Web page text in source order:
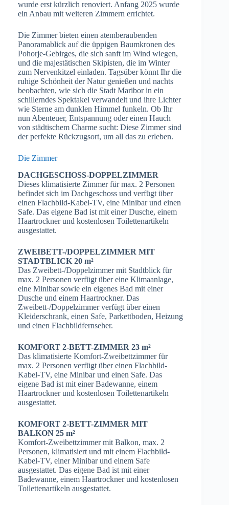
wurde erst kürzlich renoviert. Anfang 2025 wurde
ein Anbau mit weiteren Zimmern errichtet.
Die Zimmer bieten einen atemberaubenden
Panoramablick auf die üppigen Baumkronen des
Pohorje-Gebirges, die sich sanft im Wind wiegen,
und die majestätischen Skipisten, die im Winter
zum Nervenkitzel einladen. Tagsüber könnt Ihr die
ruhige Schönheit der Natur genießen und nachts
beobachten, wie sich die Stadt Maribor in ein
schillerndes Spektakel verwandelt und ihre Lichter
wie Sterne am dunklen Himmel funkeln. Ob Ihr
nun Abenteuer, Entspannung oder einen Hauch
von städtischem Charme sucht: Diese Zimmer sind
der perfekte Rückzugsort, um all das zu erleben.
Die Zimmer
DACHGESCHOSS-DOPPELZIMMER
Dieses klimatisierte Zimmer für max. 2 Personen
befindet sich im Dachgeschoss und verfügt über
einen Flachbild-Kabel-TV, eine Minibar und einen
Safe. Das eigene Bad ist mit einer Dusche, einem
Haartrockner und kostenlosen Toilettenartikeln
ausgestattet.
ZWEIBETT-/DOPPELZIMMER MIT
STADTBLICK 20 m²
Das Zweibett-/Doppelzimmer mit Stadtblick für
max. 2 Personen verfügt über eine Klimaanlage,
eine Minibar sowie ein eigenes Bad mit einer
Dusche und einem Haartrockner. Das
Zweibett-/Doppelzimmer verfügt über einen
Kleiderschrank, einen Safe, Parkettboden, Heizung
und einen Flachbildfernseher.
KOMFORT 2-BETT-ZIMMER 23 m²
Das klimatisierte Komfort-Zweibettzimmer für
max. 2 Personen verfügt über einen Flachbild-
Kabel-TV, eine Minibar und einen Safe. Das
eigene Bad ist mit einer Badewanne, einem
Haartrockner und kostenlosen Toilettenartikeln
ausgestattet.
KOMFORT 2-BETT-ZIMMER MIT
BALKON 25 m²
Komfort-Zweibettzimmer mit Balkon, max. 2
Personen, klimatisiert und mit einem Flachbild-
Kabel-TV, einer Minibar und einem Safe
ausgestattet. Das eigene Bad ist mit einer
Badewanne, einem Haartrockner und kostenlosen
Toilettenartikeln ausgestattet.